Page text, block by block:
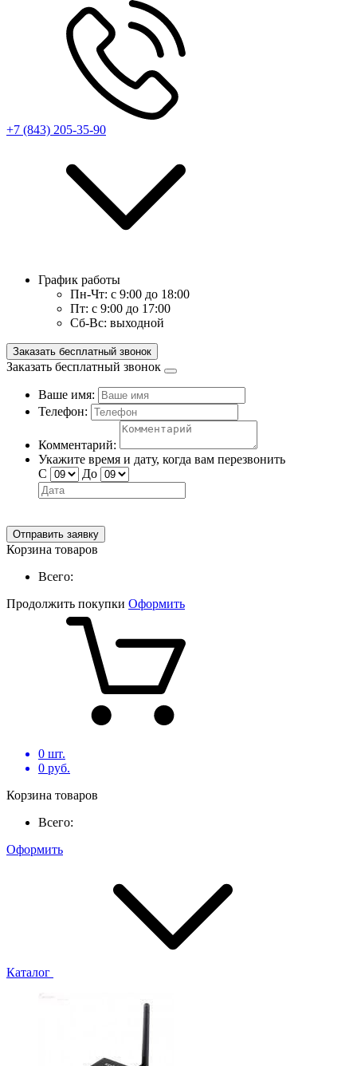
+7 (843) 205-35-90
График работы
Пн-Чт: с 9:00 до 18:00
Пт: с 9:00 до 17:00
Сб-Вс: выходной
Заказать бесплатный звонок
Заказать бесплатный звонок
Ваше имя:
Телефон:
Комментарий:
Укажите время и дату, когда вам перезвонить
С
До
Отправить заявку
Корзина товаров
Всего:
Продолжить покупки Оформить
0 шт.
0 руб.
Корзина товаров
Всего:
Оформить
Каталог